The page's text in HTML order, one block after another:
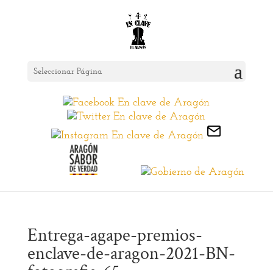
Seleccionar Página
Entrega-agape-premios-
enclave-de-aragon-2021-BN-